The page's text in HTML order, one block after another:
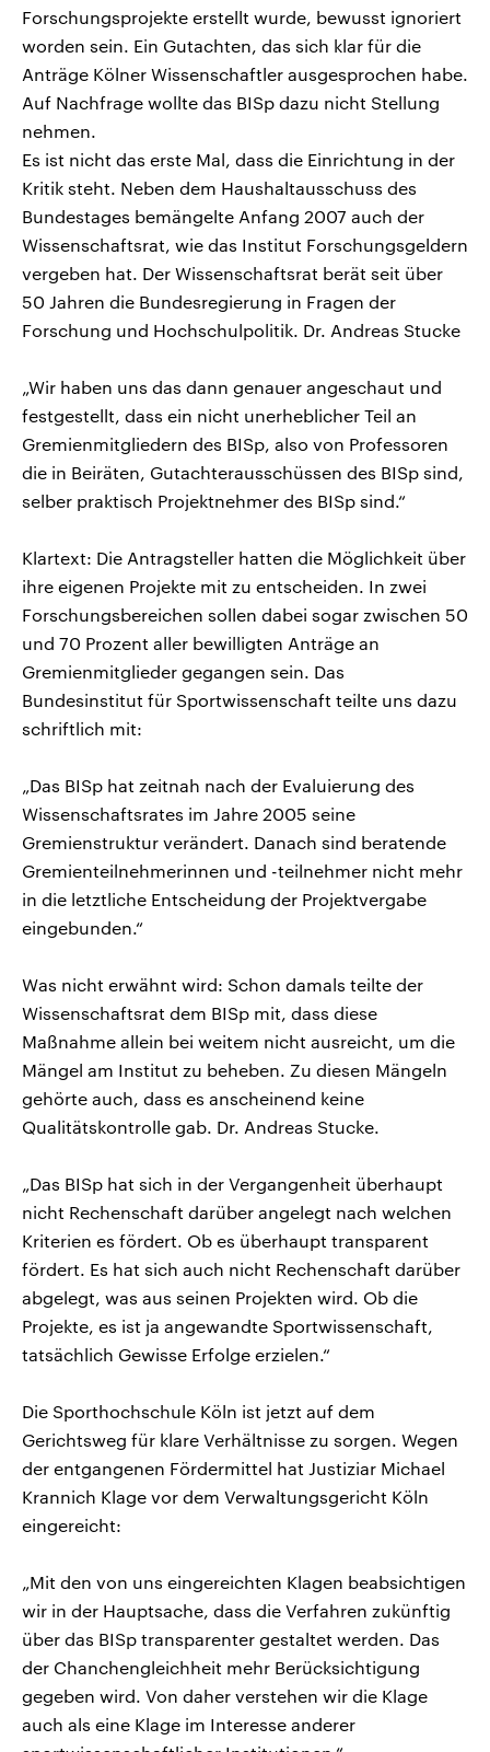
Forschungsprojekte erstellt wurde, bewusst ignoriert
worden sein. Ein Gutachten, das sich klar für die
Anträge Kölner Wissenschaftler ausgesprochen habe.
Auf Nachfrage wollte das BISp dazu nicht Stellung
nehmen.
Es ist nicht das erste Mal, dass die Einrichtung in der
Kritik steht. Neben dem Haushaltausschuss des
Bundestages bemängelte Anfang 2007 auch der
Wissenschaftsrat, wie das Institut Forschungsgeldern
vergeben hat. Der Wissenschaftsrat berät seit über
50 Jahren die Bundesregierung in Fragen der
Forschung und Hochschulpolitik. Dr. Andreas Stucke
„Wir haben uns das dann genauer angeschaut und
festgestellt, dass ein nicht unerheblicher Teil an
Gremienmitgliedern des BISp, also von Professoren
die in Beiräten, Gutachterausschüssen des BISp sind,
selber praktisch Projektnehmer des BISp sind.“
Klartext: Die Antragsteller hatten die Möglichkeit über
ihre eigenen Projekte mit zu entscheiden. In zwei
Forschungsbereichen sollen dabei sogar zwischen 50
und 70 Prozent aller bewilligten Anträge an
Gremienmitglieder gegangen sein. Das
Bundesinstitut für Sportwissenschaft teilte uns dazu
schriftlich mit:
„Das BISp hat zeitnah nach der Evaluierung des
Wissenschaftsrates im Jahre 2005 seine
Gremienstruktur verändert. Danach sind beratende
Gremienteilnehmerinnen und -teilnehmer nicht mehr
in die letztliche Entscheidung der Projektvergabe
eingebunden.“
Was nicht erwähnt wird: Schon damals teilte der
Wissenschaftsrat dem BISp mit, dass diese
Maßnahme allein bei weitem nicht ausreicht, um die
Mängel am Institut zu beheben. Zu diesen Mängeln
gehörte auch, dass es anscheinend keine
Qualitätskontrolle gab. Dr. Andreas Stucke.
„Das BISp hat sich in der Vergangenheit überhaupt
nicht Rechenschaft darüber angelegt nach welchen
Kriterien es fördert. Ob es überhaupt transparent
fördert. Es hat sich auch nicht Rechenschaft darüber
abgelegt, was aus seinen Projekten wird. Ob die
Projekte, es ist ja angewandte Sportwissenschaft,
tatsächlich Gewisse Erfolge erzielen.“
Die Sporthochschule Köln ist jetzt auf dem
Gerichtsweg für klare Verhältnisse zu sorgen. Wegen
der entgangenen Fördermittel hat Justiziar Michael
Krannich Klage vor dem Verwaltungsgericht Köln
eingereicht:
„Mit den von uns eingereichten Klagen beabsichtigen
wir in der Hauptsache, dass die Verfahren zukünftig
über das BISp transparenter gestaltet werden. Das
der Chanchengleichheit mehr Berücksichtigung
gegeben wird. Von daher verstehen wir die Klage
auch als eine Klage im Interesse anderer